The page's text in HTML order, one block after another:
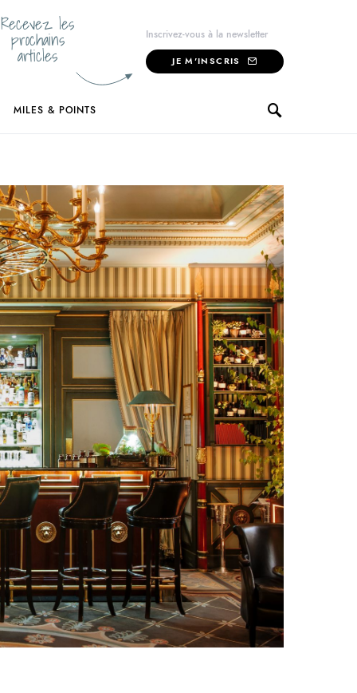
Recevez les
prochains
articles
Inscrivez-vous à la newsletter
JE M'INSCRIS
MILES & POINTS